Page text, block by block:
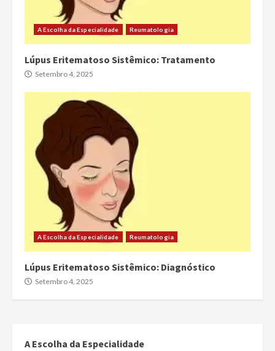
A Escolha da Especialidade Reumatologia
Lúpus Eritematoso Sistêmico: Tratamento
Setembro 4, 2025
A Escolha da Especialidade Reumatologia
Lúpus Eritematoso Sistêmico: Diagnóstico
Setembro 4, 2025
A Escolha da Especialidade